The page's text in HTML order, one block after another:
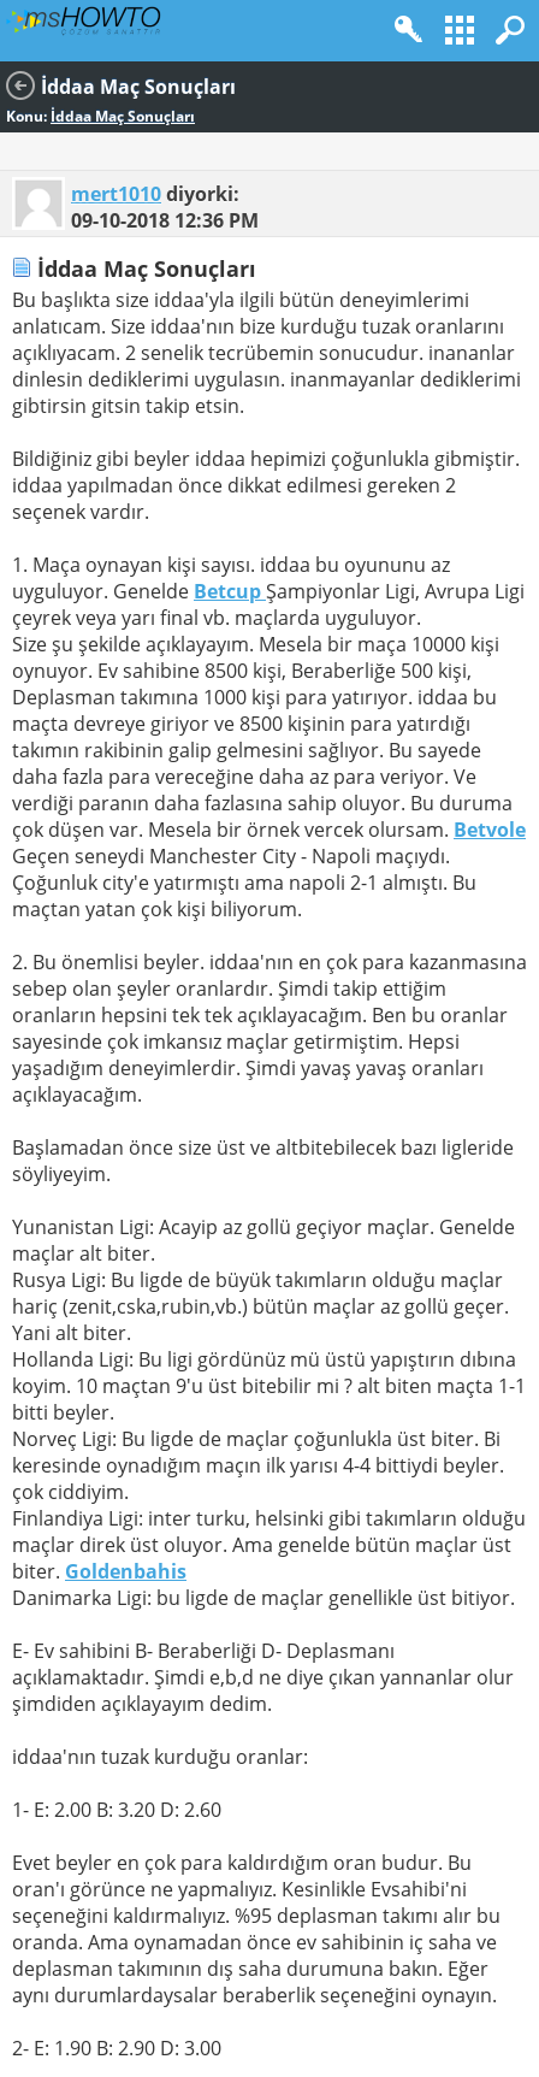
İddaa Maç Sonuçları
Konu: İddaa Maç Sonuçları
mert1010diyorki:
09-10-2018 12:36 PM
İddaa Maç Sonuçları
Bu başlıkta size iddaa'yla ilgili bütün deneyimlerimi
anlatıcam. Size iddaa'nın bize kurduğu tuzak oranlarını
açıklıyacam. 2 senelik tecrübemin sonucudur. inananlar
dinlesin dediklerimi uygulasın. inanmayanlar dediklerimi
gibtirsin gitsin takip etsin.
Bildiğiniz gibi beyler iddaa hepimizi çoğunlukla gibmiştir.
iddaa yapılmadan önce dikkat edilmesi gereken 2
seçenek vardır.
1. Maça oynayan kişi sayısı. iddaa bu oyununu az
uyguluyor. Genelde BetcupŞampiyonlar Ligi, Avrupa Ligi
çeyrek veya yarı final vb. maçlarda uyguluyor.
Size şu şekilde açıklayayım. Mesela bir maça 10000 kişi
oynuyor. Ev sahibine 8500 kişi, Beraberliğe 500 kişi,
Deplasman takımına 1000 kişi para yatırıyor. iddaa bu
maçta devreye giriyor ve 8500 kişinin para yatırdığı
takımın rakibinin galip gelmesini sağlıyor. Bu sayede
daha fazla para vereceğine daha az para veriyor. Ve
verdiği paranın daha fazlasına sahip oluyor. Bu duruma
çok düşen var. Mesela bir örnek vercek olursam. Betvole
Geçen seneydi Manchester City - Napoli maçıydı.
Çoğunluk city'e yatırmıştı ama napoli 2-1 almıştı. Bu
maçtan yatan çok kişi biliyorum.
2. Bu önemlisi beyler. iddaa'nın en çok para kazanmasına
sebep olan şeyler oranlardır. Şimdi takip ettiğim
oranların hepsini tek tek açıklayacağım. Ben bu oranlar
sayesinde çok imkansız maçlar getirmiştim. Hepsi
yaşadığım deneyimlerdir. Şimdi yavaş yavaş oranları
açıklayacağım.
Başlamadan önce size üst ve altbitebilecek bazı ligleride
söyliyeyim.
Yunanistan Ligi: Acayip az gollü geçiyor maçlar. Genelde
maçlar alt biter.
Rusya Ligi: Bu ligde de büyük takımların olduğu maçlar
hariç (zenit,cska,rubin,vb.) bütün maçlar az gollü geçer.
Yani alt biter.
Hollanda Ligi: Bu ligi gördünüz mü üstü yapıştırın dıbına
koyim. 10 maçtan 9'u üst bitebilir mi ? alt biten maçta 1-1
bitti beyler.
Norveç Ligi: Bu ligde de maçlar çoğunlukla üst biter. Bi
keresinde oynadığım maçın ilk yarısı 4-4 bittiydi beyler.
çok ciddiyim.
Finlandiya Ligi: inter turku, helsinki gibi takımların olduğu
maçlar direk üst oluyor. Ama genelde bütün maçlar üst
biter. Goldenbahis
Danimarka Ligi: bu ligde de maçlar genellikle üst bitiyor.
E- Ev sahibini B- Beraberliği D- Deplasmanı
açıklamaktadır. Şimdi e,b,d ne diye çıkan yannanlar olur
şimdiden açıklayayım dedim.
iddaa'nın tuzak kurduğu oranlar:
1- E: 2.00 B: 3.20 D: 2.60
Evet beyler en çok para kaldırdığım oran budur. Bu
oran'ı görünce ne yapmalıyız. Kesinlikle Evsahibi'ni
seçeneğini kaldırmalıyız. %95 deplasman takımı alır bu
oranda. Ama oynamadan önce ev sahibinin iç saha ve
deplasman takımının dış saha durumuna bakın. Eğer
aynı durumlardaysalar beraberlik seçeneğini oynayın.
2- E: 1.90 B: 2.90 D: 3.00